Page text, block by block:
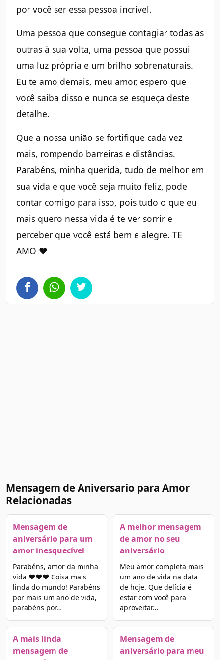
por você ser essa pessoa incrível.
Uma pessoa que consegue contagiar todas as
outras à sua volta, uma pessoa que possui
uma luz própria e um brilho sobrenaturais.
Eu te amo demais, meu amor, espero que
você saiba disso e nunca se esqueça deste
detalhe.
Que a nossa união se fortifique cada vez
mais, rompendo barreiras e distâncias.
Parabéns, minha querida, tudo de melhor em
sua vida e que você seja muito feliz, pode
contar comigo para isso, pois tudo o que eu
mais quero nessa vida é te ver sorrir e
perceber que você está bem e alegre. TE
AMO ❤️
Mensagem de Aniversario para Amor
Relacionadas
Mensagem de
aniversário para um
amor inesquecível
Parabéns, amor da minha
vida ❤️❤️❤️ Coisa mais
linda do mundo! Parabéns
por mais um ano de vida,
parabéns por…
A mais linda
mensagem de
A melhor mensagem
de amor no seu
aniversário
Meu amor completa mais
um ano de vida na data
de hoje. Que delícia é
estar com você para
aproveitar…
Mensagem de
aniversário para meu